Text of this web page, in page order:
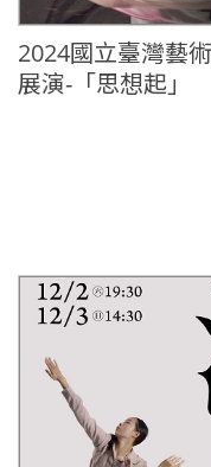
2024國立臺灣藝
展演-「思想起」